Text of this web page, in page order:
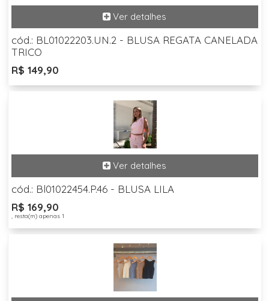
cód.: BL01022203.UN.2 - BLUSA REGATA CANELADA
TRICO
R$ 149,90
cód.: Bl01022454.P.46 - BLUSA LILA
R$ 169,90
, resta(m) apenas 1